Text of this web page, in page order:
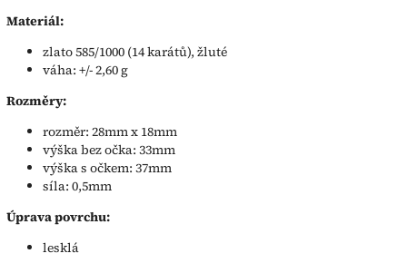
Materiál:
zlato 585/1000 (14 karátů), žluté
váha: +/- 2,60 g
Rozměry:
rozměr: 28mm x 18mm
výška bez očka: 33mm
výška s očkem: 37mm
síla: 0,5mm
Úprava povrchu:
lesklá